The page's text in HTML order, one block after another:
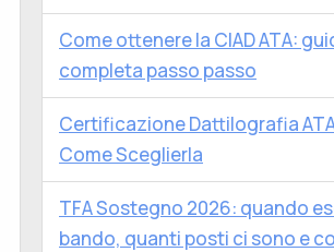
Come ottenere la CIAD ATA:
completa passo passo
Certificazione Dattilografia
Come Sceglierla
TFA Sostegno 2026: quando
bando, quanti posti ci sono e